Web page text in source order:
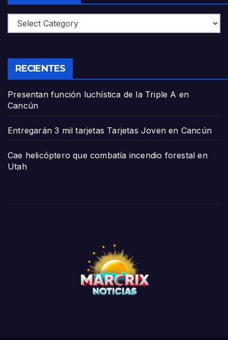
Categories
RECIENTES
Presentan función luchística de la Triple A en
Cancún
Entregarán 3 mil tarjetas Tarjetas Joven en Cancún
Cae helicóptero que combatía incendio forestal en
Utah